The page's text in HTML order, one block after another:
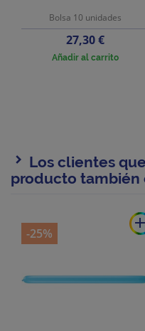
Bolsa 10 unidades
Precio
27,30 €
Añadir al carrito
Los clientes
producto también
-25%